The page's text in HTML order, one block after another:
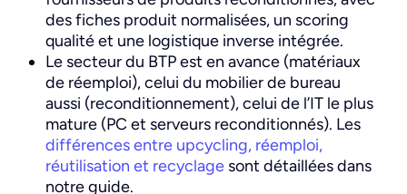
des fiches produit normalisées, un scoring
qualité et une logistique inverse intégrée.
Le secteur du BTP est en avance (matériaux
de réemploi), celui du mobilier de bureau
aussi (reconditionnement), celui de l’IT le plus
mature (PC et serveurs reconditionnés). Les
différences entre upcycling, réemploi,
réutilisation et recyclage sont détaillées dans
notre guide.